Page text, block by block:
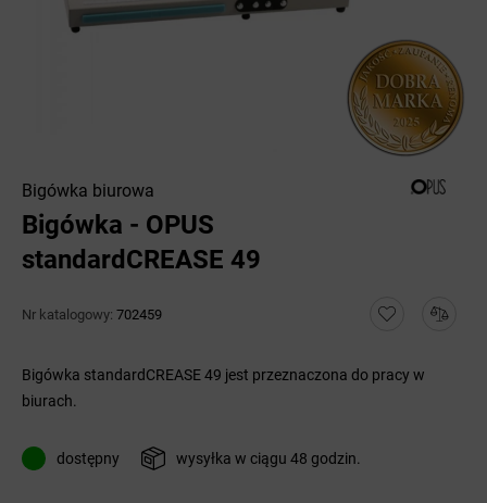
Bigówka biurowa
Bigówka - OPUS
standardCREASE 49
Nr katalogowy: 702459
Bigówka standardCREASE 49 jest przeznaczona do pracy w
biurach.
dostępny wysyłka w ciągu 48 godzin.